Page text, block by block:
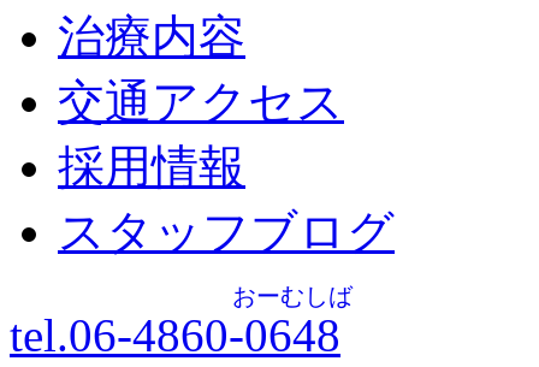
治療内容
交通アクセス
採用情報
スタッフブログ
tel.06-4860-0648
おーむしば